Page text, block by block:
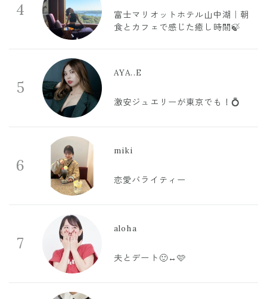
4
富士マリオットホテル山中湖｜朝
食とカフェで感じた癒し時間🍃
5
AYA..E
激安ジュエリーが東京でも！💍
6
miki
恋愛バライティー
7
aloha
夫とデート🙂‍↔️🩷